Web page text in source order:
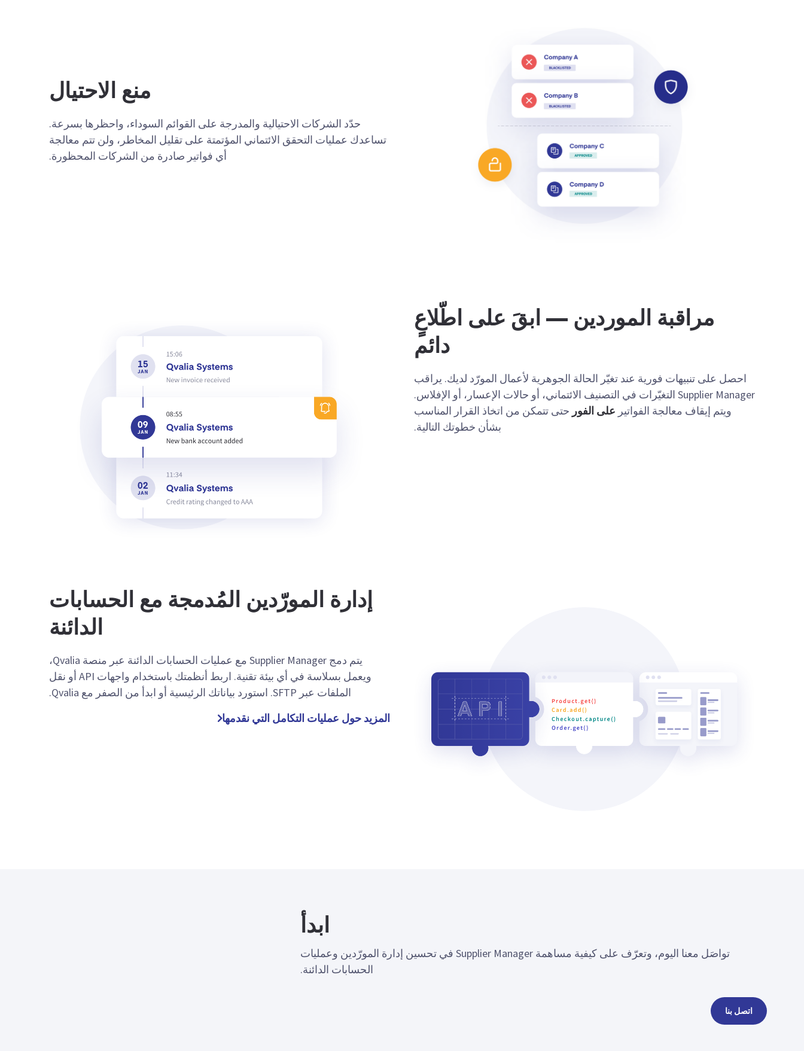
منع الاحتيال
حدّد الشركات الاحتيالية والمدرجة على القوائم السوداء، واحظرها بسرعة.
تساعدك عمليات التحقق الائتماني المؤتمتة على تقليل المخاطر، ولن تتم معالجة
أي فواتير صادرة من الشركات المحظورة.
مراقبة الموردين — ابقَ على اطّلاعٍ
دائم
احصل على تنبيهات فورية عند تغيّر الحالة الجوهرية لأعمال المورّد لديك. يراقب
Supplier Manager التغيّرات في التصنيف الائتماني، أو حالات الإعسار، أو الإفلاس.
ويتم إيقاف معالجة الفواتير على الفور حتى تتمكن من اتخاذ القرار المناسب
بشأن خطوتك التالية.
إدارة المورّدين المُدمجة مع الحسابات
الدائنة
يتم دمج Supplier Manager مع عمليات الحسابات الدائنة عبر منصة Qvalia،
ويعمل بسلاسة في أي بيئة تقنية. اربط أنظمتك باستخدام واجهات API أو نقل
الملفات عبر SFTP. استورد بياناتك الرئيسية أو ابدأ من الصفر مع Qvalia.
المزيد حول عمليات التكامل التي نقدمها
ابدأ
تواصَل معنا اليوم، وتعرّف على كيفية مساهمة Supplier Manager في تحسين إدارة المورّدين وعمليات
الحسابات الدائنة.
اتصل بنا